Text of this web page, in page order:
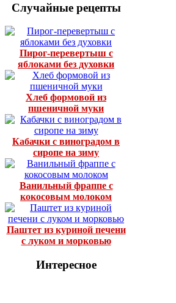
Случайные рецепты
Пирог-перевертыш с
яблоками без духовки
Хлеб формовой из
пшеничной муки
Кабачки с виноградом в
сиропе на зиму
Ванильный фраппе с
кокосовым молоком
Паштет из куриной печени
с луком и морковью
Интересное